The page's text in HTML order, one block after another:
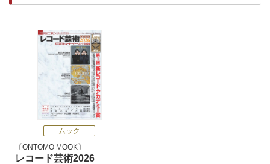
ムック
ONTOMO MOOK
レコード芸術2026